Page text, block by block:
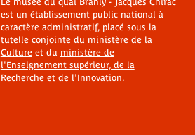
est un établissement public national à
caractère administratif, placé sous la
tutelle conjointe du ministère de la
Cultureet du ministère de
l'Enseignement supérieur, de la
Recherche et de l'Innovation.